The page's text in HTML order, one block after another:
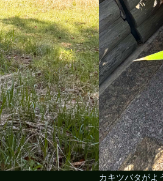
カキツバタがよ